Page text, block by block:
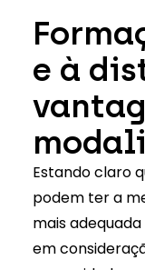
e à
Estando claro
podem ter a
mais
em